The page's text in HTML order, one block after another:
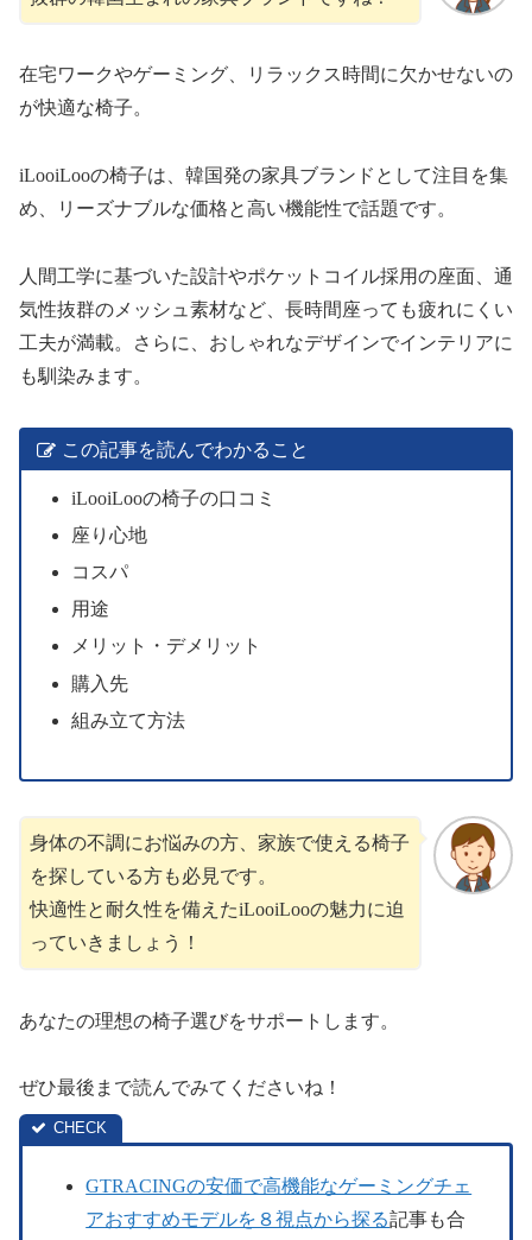
在宅ワークやゲーミング、リラックス時間に欠かせないの
が快適な椅子。
iLooiLooの椅子は、韓国発の家具ブランドとして注目を集
め、リーズナブルな価格と高い機能性で話題です。
人間工学に基づいた設計やポケットコイル採用の座面、通
気性抜群のメッシュ素材など、長時間座っても疲れにくい
工夫が満載。さらに、おしゃれなデザインでインテリアに
も馴染みます。
この記事を読んでわかること
iLooiLooの椅子の口コミ
座り心地
コスパ
用途
メリット・デメリット
購入先
組み立て方法
身体の不調にお悩みの方、家族で使える椅子
を探している方も必見です。
快適性と耐久性を備えたiLooiLooの魅力に迫
っていきましょう！
あなたの理想の椅子選びをサポートします。
ぜひ最後まで読んでみてくださいね！
GTRACINGの安価で高機能なゲーミングチェ
アおすすめモデルを８視点から探る記事も合